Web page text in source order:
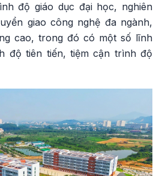
độ giáo dục đại học, nghiên
giao công nghệ đa ngành,
cao, trong đó có một số lĩnh
độ tiên tiến, tiệm cận trình độ